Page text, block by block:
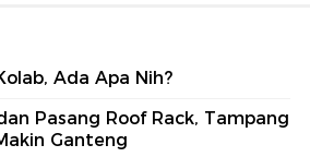
Ada Apa Nih?
Pasang Roof Rack, Tampang
Ganteng